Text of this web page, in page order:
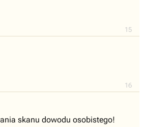
15
16
skanu dowodu osobistego!